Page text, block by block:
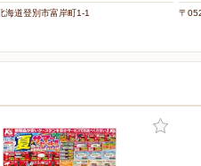
海道登別市富岸町1-1 〒